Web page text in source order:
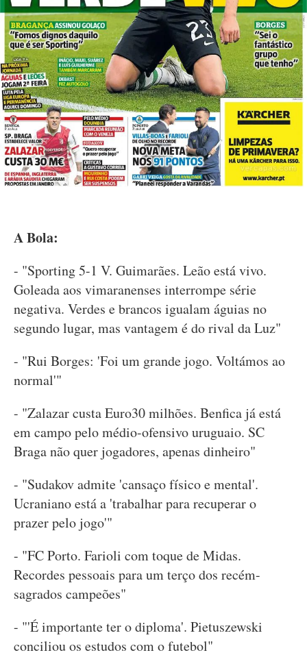
A Bola:
- "Sporting 5-1 V. Guimarães. Leão está vivo.
Goleada aos vimaranenses interrompe série
negativa. Verdes e brancos igualam águias no
segundo lugar, mas vantagem é do rival da Luz"
- "Rui Borges: 'Foi um grande jogo. Voltámos ao
normal'"
- "Zalazar custa Euro30 milhões. Benfica já está
em campo pelo médio-ofensivo uruguaio. SC
Braga não quer jogadores, apenas dinheiro"
- "Sudakov admite 'cansaço físico e mental'.
Ucraniano está a 'trabalhar para recuperar o
prazer pelo jogo'"
- "FC Porto. Farioli com toque de Midas.
Recordes pessoais para um terço dos recém-
sagrados campeões"
- "'É importante ter o diploma'. Pietuszewski
conciliou os estudos com o futebol"